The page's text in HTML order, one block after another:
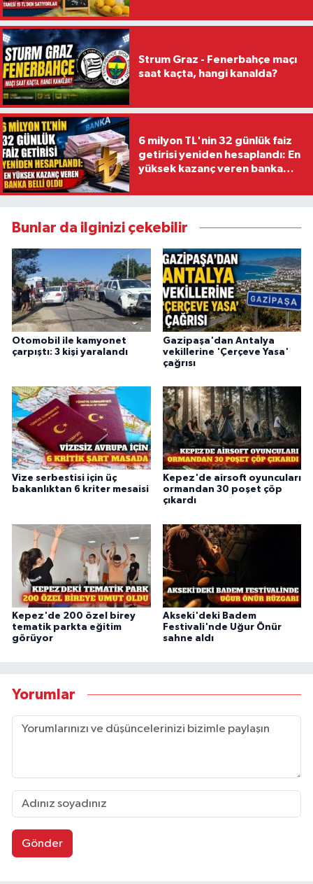
Strum Graz - Fenerbahçe maçı
saat kaçta, hangi kanalda?
6 milyon TL'nin 32 günlük faiz
getirisi yeniden hesaplandı: En
yüksek kazanç veren banka
Bunlar da ilginizi çekebilir
Otomobil ile kamyonet
çarpıştı: 3 kişi yaralandı
Gazipaşa'dan Antalya
vekillerine 'Çerçeve Yasa'
çağrısı
Vize serbestisi için üç
bakanlıktan 6 kriter mesaisi
Kepez'de airsoft oyuncuları
ormandan 30 poşet çöp
çıkardı
Kepez'de 200 özel birey
tematik parkta eğitim
görüyor
Akseki'deki Badem
Festivali'nde Uğur Önür
sahne aldı
Yorumlar
Gönder